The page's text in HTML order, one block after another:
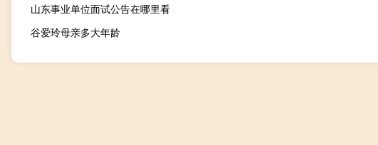
山东事业单位面试公告在哪里看
谷爱玲母亲多大年龄